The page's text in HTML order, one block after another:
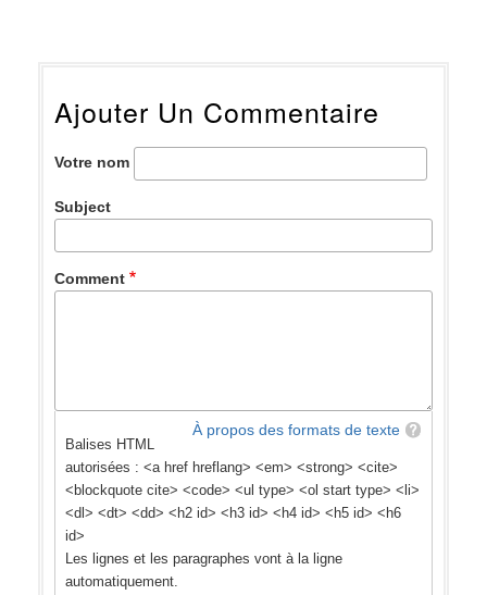
Ajouter Un Commentaire
Votre nom
Subject
Comment
À propos des formats de texte
Balises HTML
autorisées : <a href hreflang> <em> <strong> <cite>
<blockquote cite> <code> <ul type> <ol start type> <li>
<dl> <dt> <dd> <h2 id> <h3 id> <h4 id> <h5 id> <h6
id>
Les lignes et les paragraphes vont à la ligne
automatiquement.